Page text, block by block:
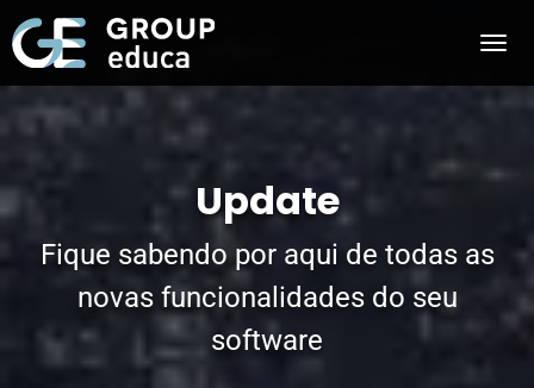
Update
Fique sabendo por aqui de todas as
novas funcionalidades do seu
software